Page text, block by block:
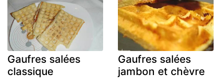
Gaufres salées
classique
Gaufres salées
jambon et chèvre